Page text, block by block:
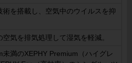
術を搭載し、空気中のウイルスを抑
空気を排気処理して湿気を軽減。
未満のXEPHY Premium（ハイグレ